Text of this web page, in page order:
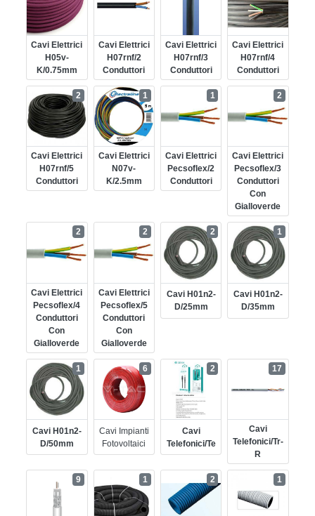
Cavi Elettrici
H05v-
K/0.75mm
Cavi Elettrici
H07rnf/2
Conduttori
Cavi Elettrici
H07rnf/3
Conduttori
Cavi Elettrici
H07rnf/4
Conduttori
Cavi Elettrici
H07rnf/5
Conduttori
2
Cavi Elettrici
N07v-
K/2.5mm
1
Cavi Elettrici
Pecsoflex/2
Conduttori
1
Cavi Elettrici
Pecsoflex/3
Conduttori
Con
Gialloverde
2
Cavi Elettrici
Pecsoflex/4
Conduttori
Con
Gialloverde
2
Cavi Elettrici
Pecsoflex/5
Conduttori
Con
Gialloverde
2
Cavi H01n2-
D/25mm
2
Cavi H01n2-
D/35mm
1
Cavi H01n2-
D/50mm
1
Cavi Impianti
Fotovoltaici
6
Cavi
Telefonici/te
2
Cavi
Telefonici/tr-
R
17
9 1 2 1